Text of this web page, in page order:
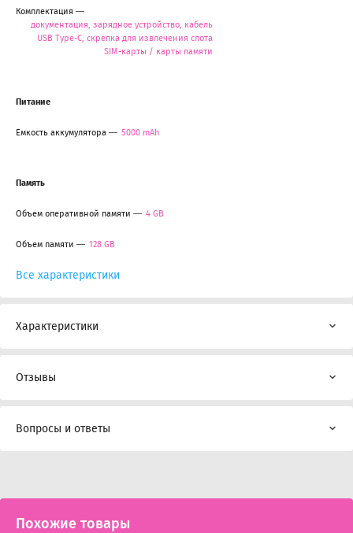
Комплектация
документация, зарядное устройство, кабель
USB Type-C, скрепка для извлечения слота
SIM-карты / карты памяти
Питание
Емкость аккумулятора 5000 mAh
Память
Объем оперативной памяти 4 GB
Объем памяти 128 GB
Все характеристики
Характеристики
Отзывы
Вопросы и ответы
Похожие товары